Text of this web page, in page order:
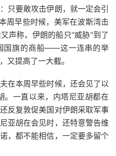
只要敢攻击伊朗，就一定会引
周早些时候，美军在波斯湾击
声称，伊朗的船只“威胁”到了
国旗的商船——这一连串的举
又提高了一大截。
在本周早些时候，还会见了以
。一直以来，内塔尼亚胡都在
反复敦促美国对伊朗采取军事
亚胡在会见时，还特意警告维
，都不能相信，一定要多留个